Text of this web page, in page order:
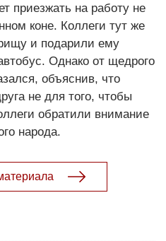
приезжать на работу не
коне. Коллеги тут же
и подарили ему
Однако от щедрого
объяснив, что
не для того, чтобы
обратили внимание
народа.